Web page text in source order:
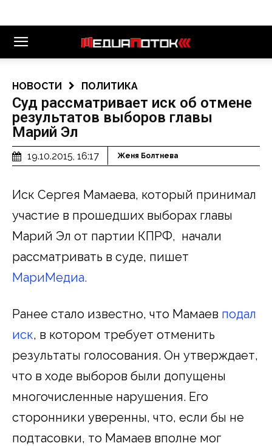
НОВОСТИ ПОЛИТИКА
Суд рассматривает иск об отмене
результатов выборов главы
Марий Эл
19.10.2015, 16:17 Женя Болтнева
Иск Сергея Мамаева, который принимал
участие в прошедших выборах главы
Марий Эл от партии КПРФ, начали
рассматривать в суде, пишет
МариМедиа.
Ранее стало известно, что Мамаев подал
иск, в котором требует отменить
результаты голосования. Он утверждает,
что в ходе выборов были допущены
многочисленные нарушения. Его
сторонники уверенны, что, если бы не
подтасовки, то Мамаев вполне мог